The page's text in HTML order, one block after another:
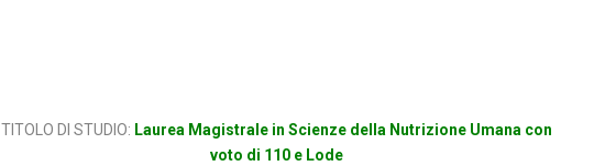
TITOLO DI STUDIO: Laurea Magistrale in Scienze della Nutrizione Umana con
voto di 110 e Lode